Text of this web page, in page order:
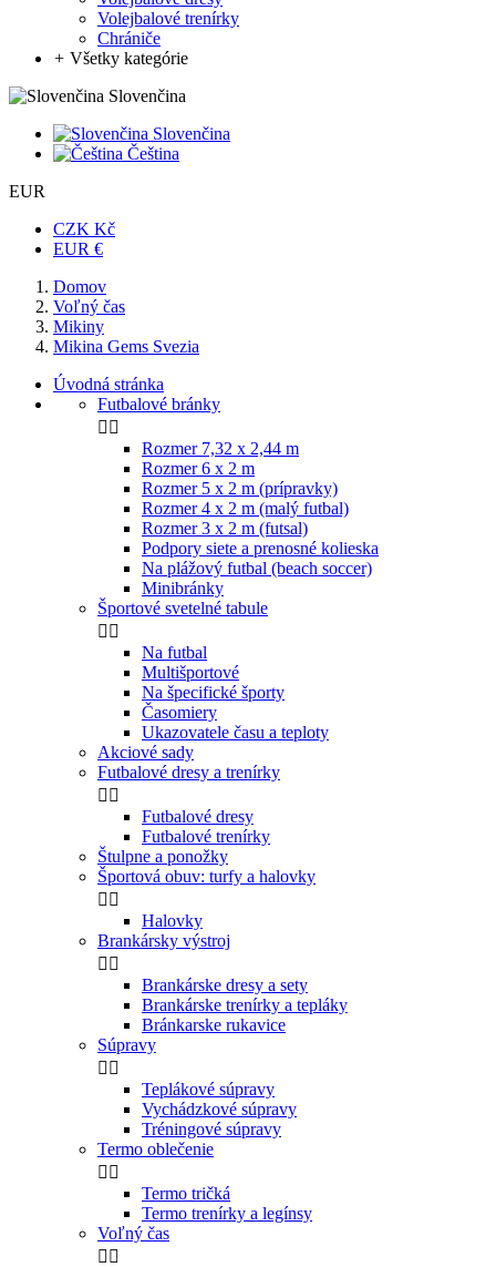
Volejbalové trenírky
Chrániče
+ Všetky kategórie
Slovenčina
Slovenčina
Čeština
EUR
CZK Kč
EUR €
Domov
Voľný čas
Mikiny
Mikina Gems Svezia
Úvodná stránka
Futbalové bránky
 
Rozmer 7,32 x 2,44 m
Rozmer 6 x 2 m
Rozmer 5 x 2 m (prípravky)
Rozmer 4 x 2 m (malý futbal)
Rozmer 3 x 2 m (futsal)
Podpory siete a prenosné kolieska
Na plážový futbal (beach soccer)
Minibránky
Športové svetelné tabule
 
Na futbal
Multišportové
Na špecifické športy
Časomiery
Ukazovatele času a teploty
Akciové sady
Futbalové dresy a trenírky
 
Futbalové dresy
Futbalové trenírky
Štulpne a ponožky
Športová obuv: turfy a halovky
 
Halovky
Brankársky výstroj
 
Brankárske dresy a sety
Brankárske trenírky a tepláky
Bránkarske rukavice
Súpravy
 
Teplákové súpravy
Vychádzkové súpravy
Tréningové súpravy
Termo oblečenie
 
Termo tričká
Termo trenírky a legínsy
Voľný čas
 